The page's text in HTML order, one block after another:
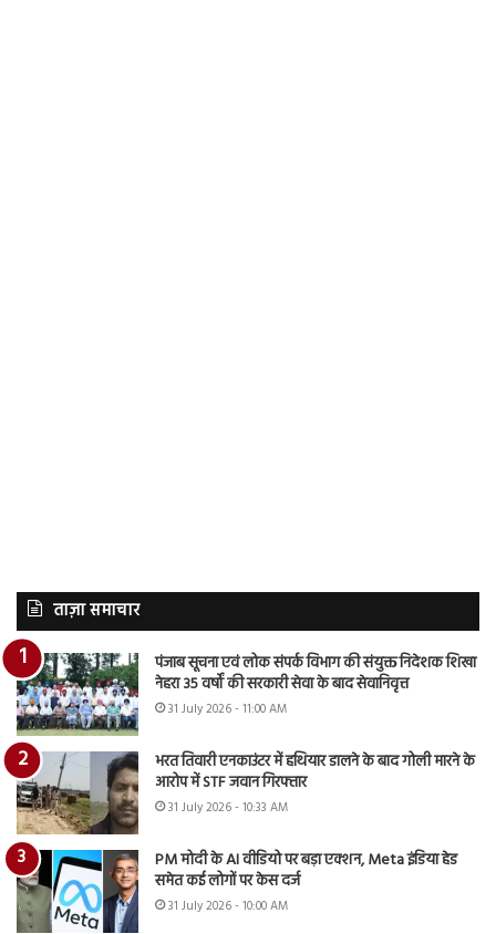
ताज़ा समाचार
पंजाब सूचना एवं लोक संपर्क विभाग की संयुक्त निदेशक शिखा
नेहरा 35 वर्षों की सरकारी सेवा के बाद सेवानिवृत्त
31 July 2026 - 11:00 AM
भरत तिवारी एनकाउंटर में हथियार डालने के बाद गोली मारने के
आरोप में STF जवान गिरफ्तार
31 July 2026 - 10:33 AM
PM मोदी के AI वीडियो पर बड़ा एक्शन, Meta इंडिया हेड
समेत कई लोगों पर केस दर्ज
31 July 2026 - 10:00 AM